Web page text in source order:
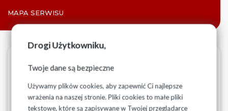
Drogi Użytkowniku,
Twoje dane są bezpieczne
Używamy plików cookies, aby zapewnić Ci najlepsze
wrażenia na naszej stronie. Pliki cookies to małe pliki
tekstowe, które są zapisywane w Twojej przeglądarce
MAPA SERWISU
15-04-2022
Gmina Kleszczele